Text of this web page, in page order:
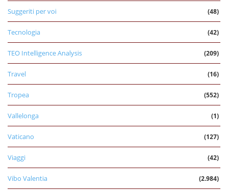
Suggeriti per voi (48)
Tecnologia (42)
TEO Intelligence Analysis (209)
Travel (16)
Tropea (552)
Vallelonga (1)
Vaticano (127)
Viaggi (42)
Vibo Valentia (2.984)